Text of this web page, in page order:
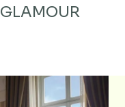
GLAMOUR